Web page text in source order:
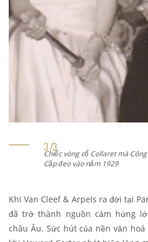
Chiếc vòng cổ Collaret mà
Cập đeo vào năm 1929
Khi Van Cleef & Arpels ra đời tại
đã trở thành nguồn cảm hứng
châu Âu. Sức hút của nền văn